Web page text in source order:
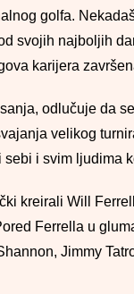
golfa.
svojih najboljih
karijera
odlučuje da
velikog
sebi i svim ljudima
kreirali Will
Ferrella u
Jimmy